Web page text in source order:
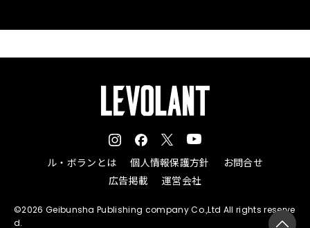
ル・ボランとは 個人情報保護方針
お問合せ
広告掲載
運営会社
©2026 Geibunsha Publishing company Co.,Ltd All rights reserve
d.